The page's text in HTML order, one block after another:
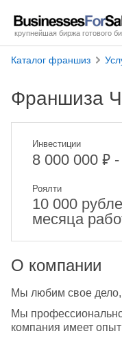
крупнейшая биржа готового
Каталог франшиз
Франшиза
Инвестиции
8 000 000 ₽
Роялти
10 000
месяца
О компании
Мы любим свое дело,
Мы
компания имеет